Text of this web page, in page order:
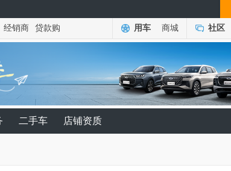
经销商 贷款购 用车 商城 社区
二手车 店铺资质